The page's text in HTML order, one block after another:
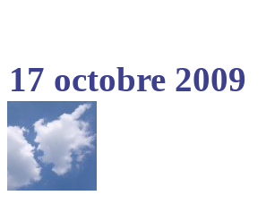
17 octobre 2009